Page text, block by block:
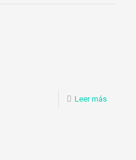
Leer más